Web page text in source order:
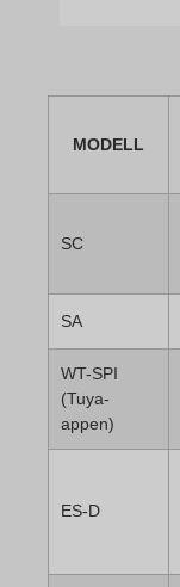
MODELL
SC
SA
WT-SPI
(Tuya-
appen)
ES-D